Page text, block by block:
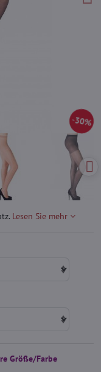
30%
Lesen Sie mehr
Größe/Farbe